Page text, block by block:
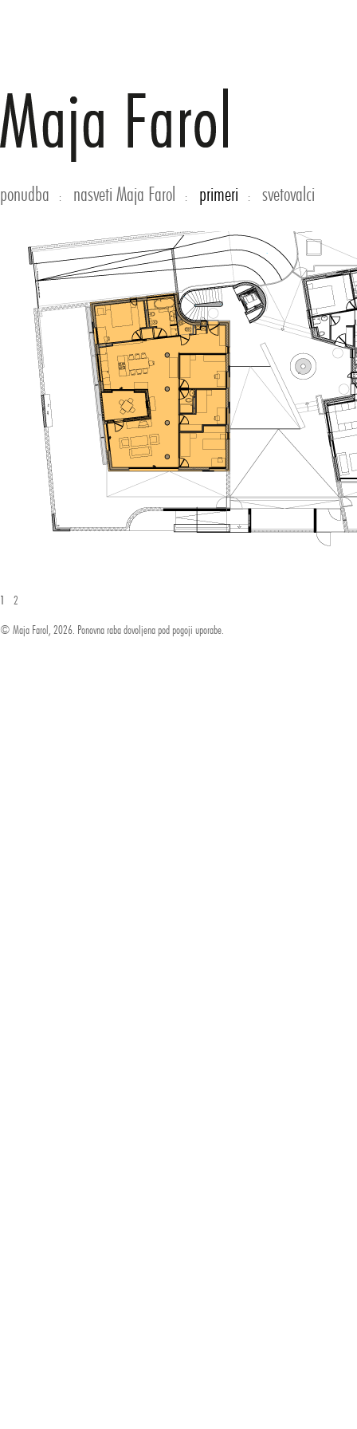
ponudba : nasveti Maja Farol : primeri : svetovalci
2
© Maja Farol, 2026. Ponovna raba dovoljena pod pogoji uporabe.